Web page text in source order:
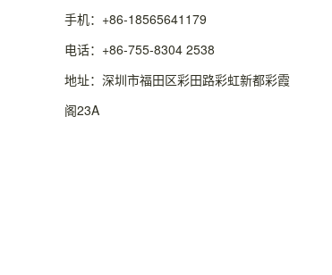
手机：+86-18565641179
电话：+86-755-8304 2538
地址：深圳市福田区彩田路彩虹新都彩霞
阁23A